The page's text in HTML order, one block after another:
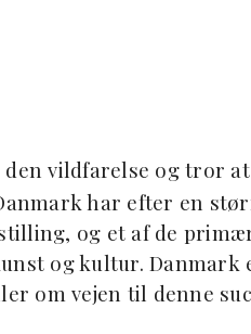
vildfarelse og tror
har efter en
og et af de
og kultur.
om vejen til denne